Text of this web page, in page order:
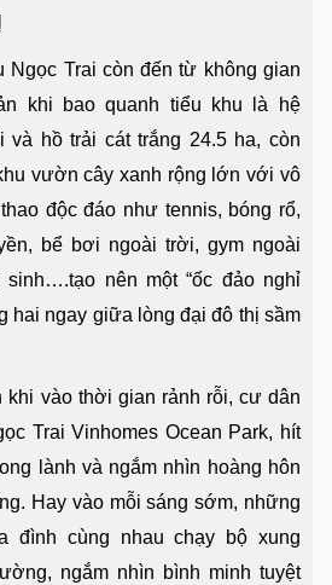
Ngọc Trai còn đến từ không gian
khi bao quanh tiểu khu là hệ
và hồ trải cát trắng 24.5 ha, còn
vườn cây xanh rộng lớn với vô
độc đáo như tennis, bóng rổ,
bể bơi ngoài trời, gym ngoài
nên một “ốc đảo nghỉ
hai ngay giữa lòng đại đô thị sầm
vào thời gian rảnh rỗi, cư dân
Trai Vinhomes Ocean Park, hít
lành và ngắm nhìn hoàng hôn
Hay vào mỗi sáng sớm, những
đình cùng nhau chạy bộ xung
ngắm nhìn bình minh tuyệt